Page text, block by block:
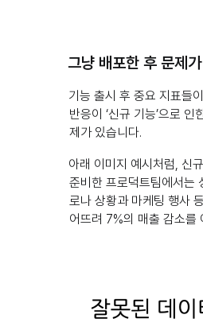
그냥 배포한 후 문제
기능 출시 후 중요 지표들
반응이 ‘신규 기능’으로
제가 있습니다.
아래 이미지 예시처럼, 신
준비한 프로덕트팀에서는
로나 상황과 마케팅 행사
어뜨려 7%의 매출 감소를